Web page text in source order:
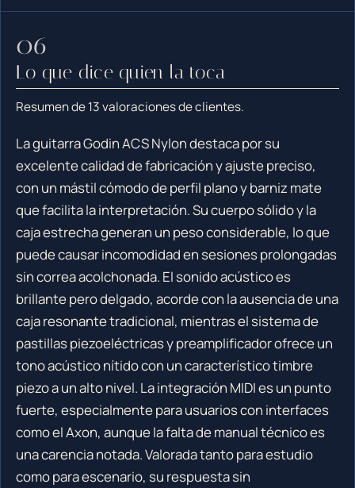
Lo que dice quien la toca
Resumen de 13 valoraciones de clientes.
La guitarra Godin ACS Nylon destaca por su
excelente calidad de fabricación y ajuste preciso,
con un mástil cómodo de perfil plano y barniz mate
que facilita la interpretación. Su cuerpo sólido y la
caja estrecha generan un peso considerable, lo que
puede causar incomodidad en sesiones prolongadas
sin correa acolchonada. El sonido acústico es
brillante pero delgado, acorde con la ausencia de una
caja resonante tradicional, mientras el sistema de
pastillas piezoeléctricas y preamplificador ofrece un
tono acústico nítido con un característico timbre
piezo a un alto nivel. La integración MIDI es un punto
fuerte, especialmente para usuarios con interfaces
como el Axon, aunque la falta de manual técnico es
una carencia notada. Valorada tanto para estudio
como para escenario, su respuesta sin